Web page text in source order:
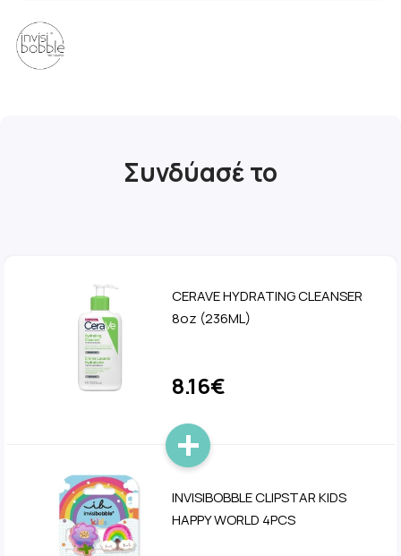
Συνδύασέ το
CERAVE HYDRATING CLEANSER
8oz (236ML)
8.16€
INVISIBOBBLE CLIPSTAR KIDS
HAPPY WORLD 4PCS